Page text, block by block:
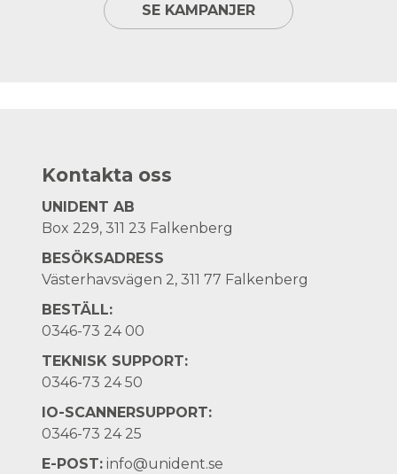
SE KAMPANJER
Kontakta oss
UNIDENT AB
Box 229, 311 23 Falkenberg
BESÖKSADRESS
Västerhavsvägen 2, 311 77 Falkenberg
BESTÄLL:
0346-73 24 00
TEKNISK SUPPORT:
0346-73 24 50
IO-SCANNERSUPPORT:
0346-73 24 25
E-POST: info@unident.se